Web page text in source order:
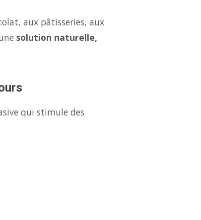
aux pâtisseries, aux
solution naturelle,
qui stimule des